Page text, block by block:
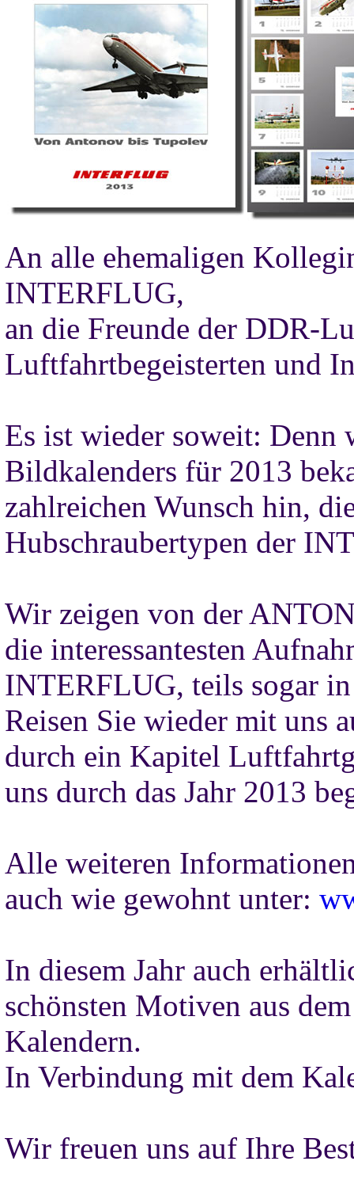
An alle ehemaligen
INTERFLUG,
an die Freunde der DDR-
Luftfahrtbegeisterten und
Es ist wieder soweit: Denn
Bildkalenders für 2013
zahlreichen Wunsch hin,
Hubschraubertypen der
Wir zeigen von der
die interessantesten
INTERFLUG, teils sogar
Reisen Sie wieder mit uns
durch ein Kapitel
uns durch das Jahr 2013
Alle weiteren
auch wie gewohnt unter:
In diesem Jahr auch
schönsten Motiven aus
Kalendern.
In Verbindung mit dem
Wir freuen uns auf Ihre